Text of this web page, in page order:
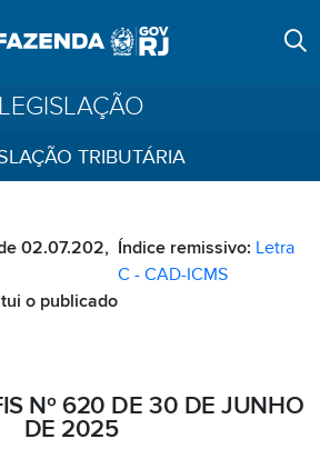
LEGISLAÇÃO
TRIBUTÁRIA
02.07.202,
o publicado
Índice remissivo: Letra
C - CAD-ICMS
Nº 620 DE 30 DE JUNHO
DE 2025